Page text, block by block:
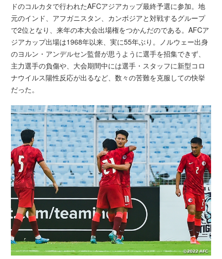
ドのコルカタで行われたAFCアジアカップ最終予選に参加。地
元のインド、アフガニスタン、カンボジアと対戦するグループ
で2位となり、来年の本大会出場権をつかんだのである。AFCア
ジアカップ出場は1968年以来、実に55年ぶり。ノルウェー出身
のヨルン・アンデルセン監督が思うように選手を招集できず、
主力選手の負傷や、大会期間中には選手・スタッフに新型コロ
ナウイルス陽性反応が出るなど、数々の苦難を克服しての快挙
だった。